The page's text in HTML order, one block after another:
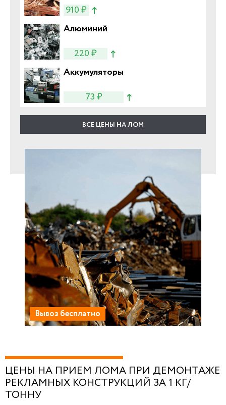
Вывоз бесплатно
910 ₽
Алюминий
220 ₽
Аккумуляторы
73 ₽
ВСЕ ЦЕНЫ НА ЛОМ
ЦЕНЫ НА ПРИЕМ ЛОМА ПРИ ДЕМОНТАЖЕ
РЕКЛАМНЫХ КОНСТРУКЦИЙ ЗА 1 КГ/
ТОННУ